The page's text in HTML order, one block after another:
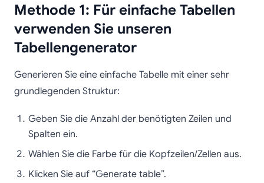
Methode 1: Für einfache Tabellen
verwenden Sie unseren
Tabellengenerator
Generieren Sie eine einfache Tabelle mit einer sehr
grundlegenden Struktur:
Geben Sie die Anzahl der benötigten Zeilen und
Spalten ein.
Wählen Sie die Farbe für die Kopfzeilen/Zellen aus.
Klicken Sie auf “Generate table”.